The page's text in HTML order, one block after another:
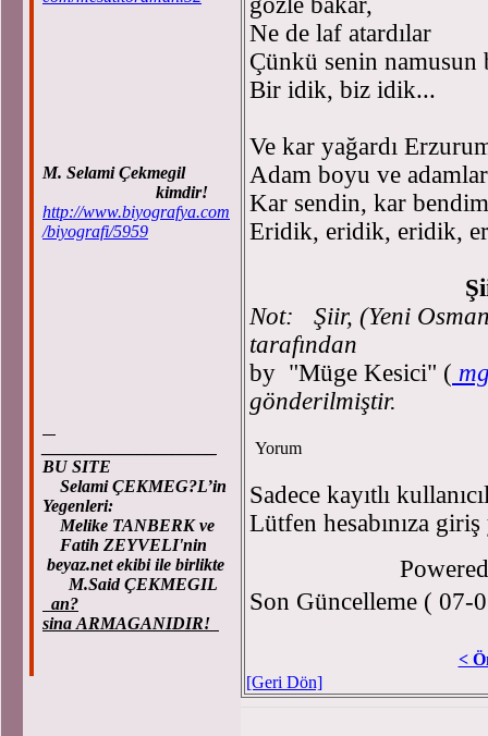
M. Selami Çekmegil
kimdir!
http://www.biyografya.com
/biyografi/5959
BU SITE
Selami ÇEKMEG?L’in
Yegenleri:
Melike TANBERK ve
Fatih ZEYVELI'nin
beyaz.net ekibi ile birlikte
M.Said ÇEKMEGIL
an?
sina ARMAGANIDIR!
Ne de laf atardılar
Çünkü senin
Bir idik, biz idik...
Ve kar yağardı
Adam boyu ve
Kar sendin, kar
Eridik, eridik, eridik,
Şiir :
Not: Şiir, (Yeni
tarafından
by "Müge Kesici" (
gönderilmiştir.
Yorum
Sadece kayıtlı
Lütfen hesabınıza
Son Güncelleme ( 07-
<
[Geri Dön]